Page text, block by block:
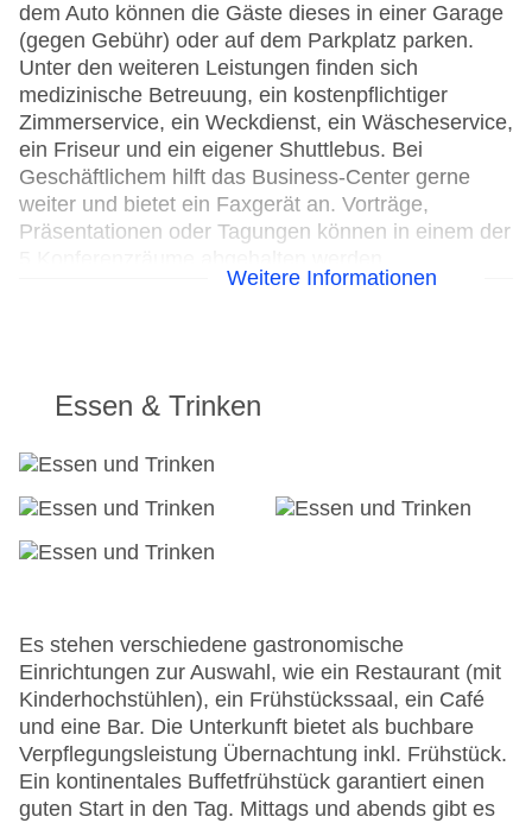
dem Auto können die Gäste dieses in einer Garage
(gegen Gebühr) oder auf dem Parkplatz parken.
Unter den weiteren Leistungen finden sich
medizinische Betreuung, ein kostenpflichtiger
Zimmerservice, ein Weckdienst, ein Wäscheservice,
ein Friseur und ein eigener Shuttlebus. Bei
Geschäftlichem hilft das Business-Center gerne
weiter und bietet ein Faxgerät an. Vorträge,
Präsentationen oder Tagungen können in einem der
Check-out bis: 12:00:00
Konferenzraum
Hoteleröffnung: 2011
Hotelsafe
Lift
Zimmerservice: gegen Gebühr
Gesamtanzahl der Stockwerke: 14
Gesamtanzahl der Zimmer: 78
Pools:Indoor Pool
Zahlungsarten: American Express, Diners Club,
EC Maestro, Mastercard, Visa
Landeskategorie: 5 Sterne
Weitere Informationen
Essen & Trinken
Es stehen verschiedene gastronomische
Einrichtungen zur Auswahl, wie ein Restaurant (mit
Kinderhochstühlen), ein Frühstückssaal, ein Café
und eine Bar. Die Unterkunft bietet als buchbare
Verpflegungsleistung Übernachtung inkl. Frühstück.
Ein kontinentales Buffetfrühstück garantiert einen
guten Start in den Tag. Mittags und abends gibt es